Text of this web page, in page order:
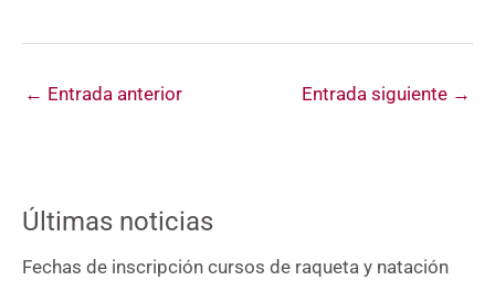
← Entrada anterior Entrada siguiente →
Últimas noticias
Fechas de inscripción cursos de raqueta y natación